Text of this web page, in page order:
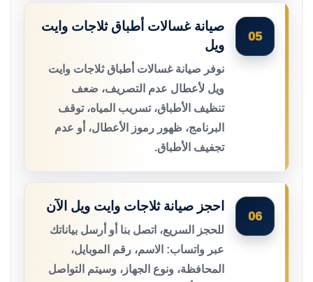
05
صيانة غسالات أطباق ثلاجات وايت
ويل
نوفر صيانة غسالات أطباق ثلاجات وايت
ويل لأعطال عدم التصريف، ضعف
تنظيف الأطباق، تسريب المياه، توقف
البرنامج، ظهور رموز الأعطال، أو عدم
تجفيف الأطباق.
06
احجز صيانة ثلاجات وايت ويل الآن
للحجز السريع، اتصل بنا أو أرسل بياناتك
عبر واتساب: الاسم، رقم الموبايل،
المحافظة، ونوع الجهاز، وسيتم التواصل